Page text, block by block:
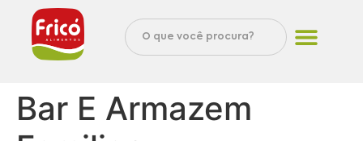
Bar E Armazem